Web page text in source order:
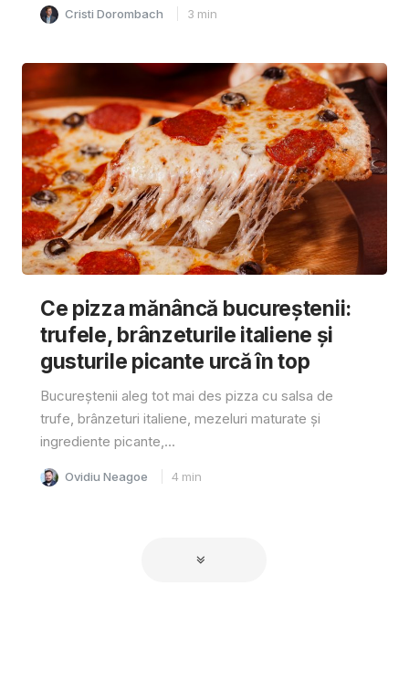
Cristi Dorombach 3 min
Ce pizza mănâncă bucureștenii:
trufele, brânzeturile italiene și
gusturile picante urcă în top
Bucureștenii aleg tot mai des pizza cu salsa de
trufe, brânzeturi italiene, mezeluri maturate și
ingrediente picante,...
Ovidiu Neagoe 4 min